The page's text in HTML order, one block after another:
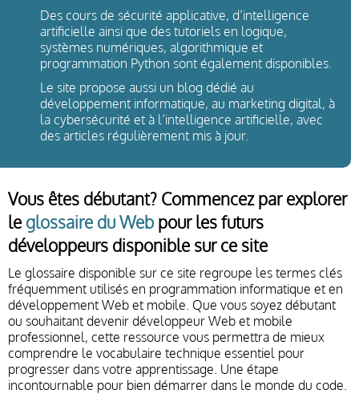
Des cours de sécurité applicative, d’intelligence
artificielle ainsi que des tutoriels en logique,
systèmes numériques, algorithmique et
programmation Python sont également disponibles.
Le site propose aussi un blog dédié au
développement informatique, au marketing digital, à
la cybersécurité et à l’intelligence artificielle, avec
des articles régulièrement mis à jour.
Vous êtes débutant? Commencez par explorer
le glossaire du Web pour les futurs
développeurs disponible sur ce site
Le glossaire disponible sur ce site regroupe les termes clés
fréquemment utilisés en programmation informatique et en
développement Web et mobile. Que vous soyez débutant
ou souhaitant devenir développeur Web et mobile
professionnel, cette ressource vous permettra de mieux
comprendre le vocabulaire technique essentiel pour
progresser dans votre apprentissage. Une étape
incontournable pour bien démarrer dans le monde du code.